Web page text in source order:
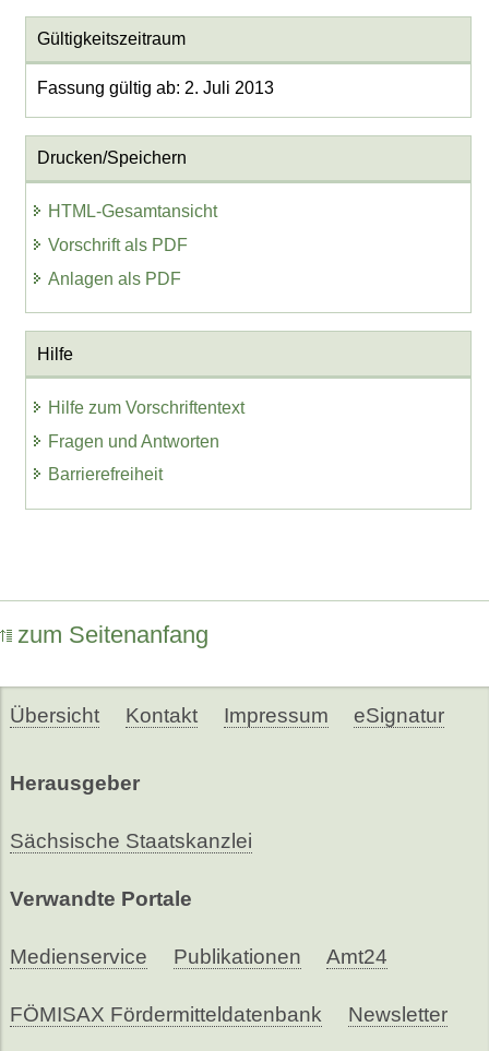
Gültigkeitszeitraum
Fassung gültig ab: 2. Juli 2013
Drucken/Speichern
HTML-Gesamtansicht
Vorschrift als PDF
Anlagen als PDF
Hilfe
Hilfe zum Vorschriftentext
Fragen und Antworten
Barrierefreiheit
zum Seitenanfang
Übersicht Kontakt Impressum eSignatur
Herausgeber
Sächsische Staatskanzlei
Verwandte Portale
Medienservice Publikationen Amt24
FÖMISAX Fördermitteldatenbank Newsletter